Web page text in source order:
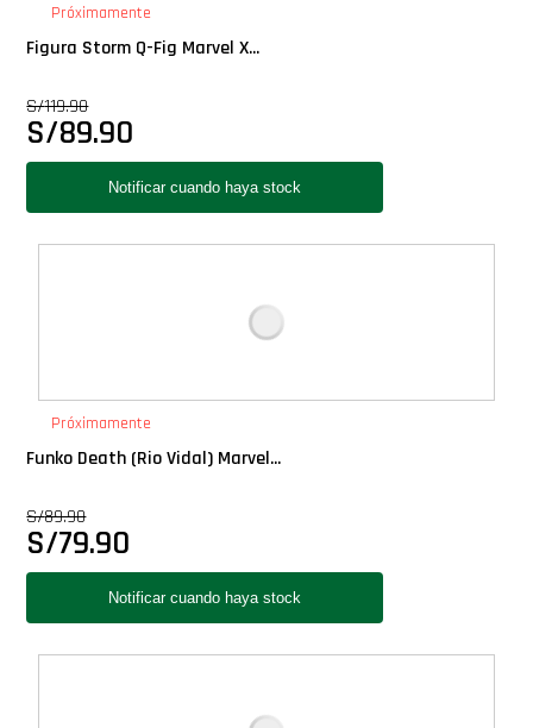
PRÓXIMAMENTE
Star Wars Oferta
Próximamente
Figura Storm Q-Fig Marvel X...
S/119.90
S/89.90
Próximamente
Funko Death (Rio Vidal) Marvel...
S/89.90
S/79.90